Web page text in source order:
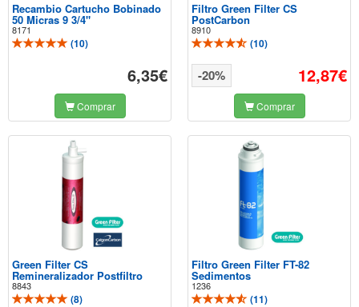
Recambio Cartucho Bobinado
50 Micras 9 3/4"
8171
(10)
6,35€
Comprar
Filtro Green Filter CS
PostCarbon
8910
(10)
12,87€
-20%
Comprar
Green Filter CS
Remineralizador Postfiltro
8843
(8)
Filtro Green Filter FT-82
Sedimentos
1236
(11)